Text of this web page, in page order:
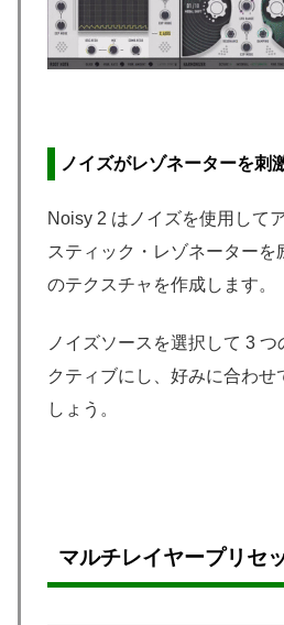
ノイズがレゾネーターを刺
Noisy 2 はノイズを使用して
スティック・レゾネーターを
のテクスチャを作成します。
ノイズソースを選択して 3
クティブにし、好みに合わせ
しょう。
マルチレイヤープリセ